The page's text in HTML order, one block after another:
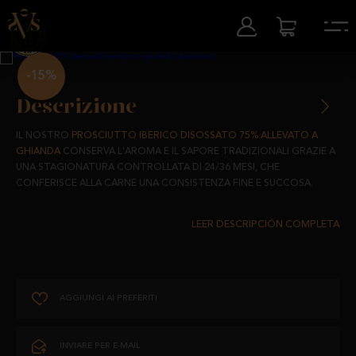
-15%
Descrizione
IL NOSTRO PROSCIUTTO IBERICO DISOSSATO 75% ALLEVATO A
GHIANDA CONSERVA L'AROMA E IL SAPORE TRADIZIONALI GRAZIE A
UNA STAGIONATURA CONTROLLATA DI 24/36 MESI, CHE
CONFERISCE ALLA CARNE UNA CONSISTENZA FINE E SUCCOSA.
PROVIENE DA MAIALI IBERICI ALLEVATI IN LIBERTÀ NEI PASCOLI DI
UN ABBINAMENTO PERFETTO PER IL QUOTIDIANO CHE CONTIENE IL
ROUTINE.
AGGIUNGI AI PREFERITI
INVIARE PER E-MAIL